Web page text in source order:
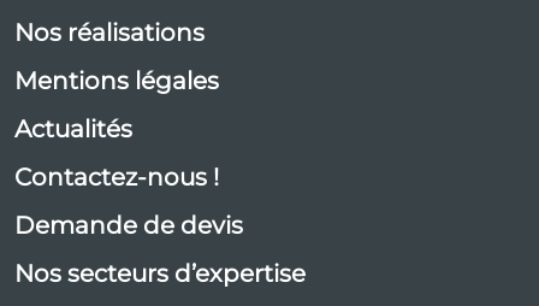
Nos réalisations
Mentions légales
Actualités
Contactez-nous !
Demande de devis
Nos secteurs d’expertise